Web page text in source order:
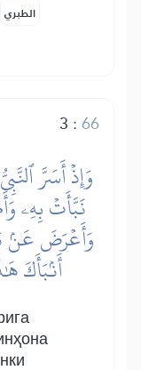
الطبري
3 :66
وَإِذۡ أَسَرَّ
نَبَّأَتۡ بِهِۦ
وَأَعۡرَضَ عَنۢ
أَنۢبَأَكَ